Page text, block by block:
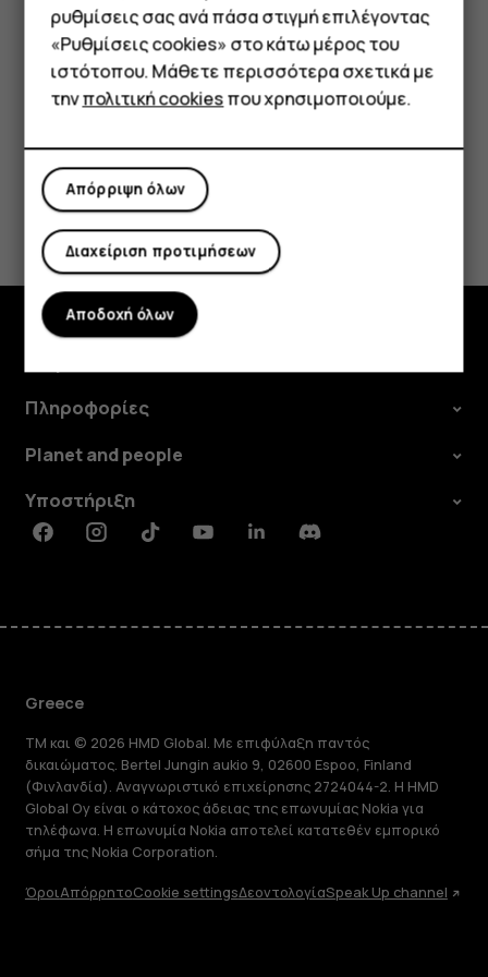
Τηλέφωνα απλής χρήσης
Tablet
μεγάλο μέρος από τα διαθέσιμα δεδομένα κινητής
τηλεφωνίας.
Το βρήκατε χρήσιμο;
Ναι Όχι
Πληροφορίες
Planet and people
Υποστήριξη
FacebookInstagramTiktokYoutubeLinkedinDiscord
Greece
TM και © 2026 HMD Global. Με επιφύλαξη παντός
δικαιώματος. Bertel Jungin aukio 9, 02600 Espoo, Finland
(Φινλανδία). Αναγνωριστικό επιχείρησης 2724044-2. Η HMD
Global Oy είναι ο κάτοχος άδειας της επωνυμίας Nokia για
τηλέφωνα. Η επωνυμία Nokia αποτελεί κατατεθέν εμπορικό
σήμα της Nokia Corporation.
ΌροιΑπόρρητοCookie settingsΔεοντολογίαSpeak Up channel
ρυθμίσεις σας ανά πάσα στιγμή επιλέγοντας
«Ρυθμίσεις cookies» στο κάτω μέρος του
ιστότοπου. Μάθετε περισσότερα σχετικά με
τηνπολιτική cookiesπου χρησιμοποιούμε.
Απόρριψη όλων
Διαχείριση προτιμήσεων
Αποδοχή όλων